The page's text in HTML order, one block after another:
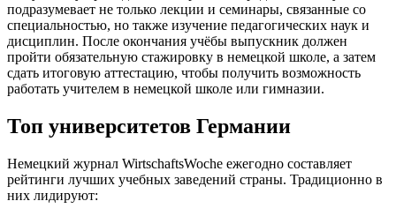
подразумевает не только лекции и семинары, связанные со
специальностью, но также изучение педагогических наук и
дисциплин. После окончания учёбы выпускник должен
пройти обязательную стажировку в немецкой школе, а затем
сдать итоговую аттестацию, чтобы получить возможность
работать учителем в немецкой школе или гимназии.
Топ университетов Германии
Немецкий журнал WirtschaftsWoche ежегодно составляет
рейтинги лучших учебных заведений страны. Традиционно в
них лидируют: